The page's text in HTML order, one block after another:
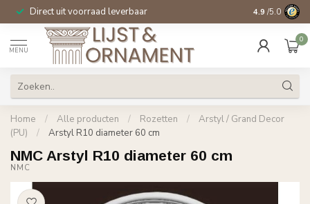
Direct uit voorraad leverbaar 14 dagen
4.9 /5.0
MENU
0
Home / Alle producten / Rozetten /
Arstyl / Grand Decor
(PU)
/ Arstyl R10 diameter 60 cm
NMC Arstyl R10 diameter 60 cm
NMC